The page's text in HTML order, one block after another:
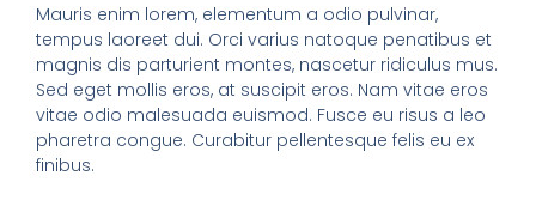
Mauris enim lorem, elementum a odio pulvinar,
tempus laoreet dui. Orci varius natoque penatibus et
magnis dis parturient montes, nascetur ridiculus mus.
Sed eget mollis eros, at suscipit eros. Nam vitae eros
vitae odio malesuada euismod. Fusce eu risus a leo
pharetra congue. Curabitur pellentesque felis eu ex
finibus.